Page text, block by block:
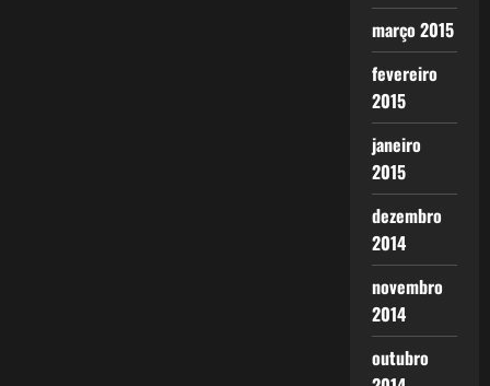
março 2015
fevereiro
2015
janeiro
2015
dezembro
2014
novembro
2014
outubro